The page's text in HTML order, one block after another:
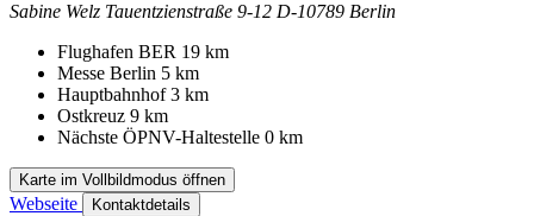
Adresse
Sabine Welz Tauentzienstraße 9-12 D-10789 Berlin
Flughafen BER 19 km
Messe Berlin 5 km
Hauptbahnhof3 km
Ostkreuz 9 km
Nächste ÖPNV-Haltestelle 0 km
Karte im Vollbildmodus öffnen
Webseite Kontaktdetails